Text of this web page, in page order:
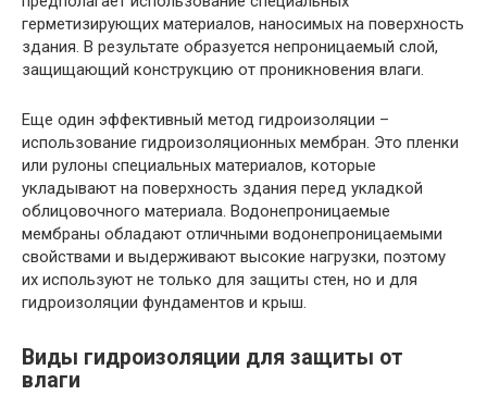
герметизирующих материалов, наносимых на поверхность
здания. В результате образуется непроницаемый слой,
защищающий конструкцию от проникновения влаги.
Еще один эффективный метод гидроизоляции –
использование гидроизоляционных мембран. Это пленки
или рулоны специальных материалов, которые
укладывают на поверхность здания перед укладкой
облицовочного материала. Водонепроницаемые
мембраны обладают отличными водонепроницаемыми
свойствами и выдерживают высокие нагрузки, поэтому
их используют не только для защиты стен, но и для
гидроизоляции фундаментов и крыш.
Виды гидроизоляции для защиты от
влаги